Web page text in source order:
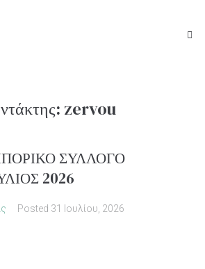
zervou
ΣΥΛΛΟΓΟ
2026
Posted 31 Ιουλίου, 2026